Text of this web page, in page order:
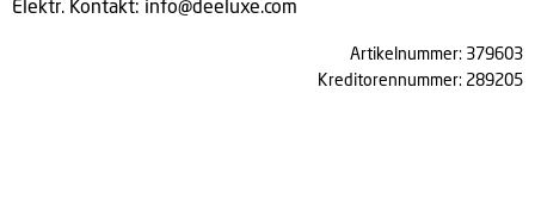
Elektr. Kontakt: info@deeluxe.com
Artikelnummer: 379603
Kreditorennummer: 289205